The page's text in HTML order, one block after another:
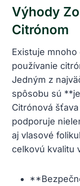
Výhody
Citrónom
Existuje
používanie
Jedným z
spôsobu sú
Citrónová
podporuje
aj vlasové
celkovú kvalitu